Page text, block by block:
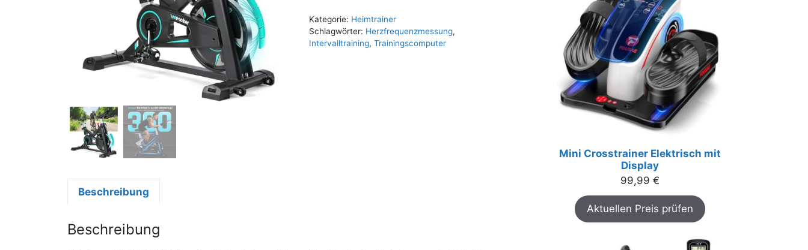
Kategorie: Heimtrainer
Schlagwörter: Herzfrequenzmessung,
Intervalltraining, Trainingscomputer
Beschreibung
Beschreibung
Mini Crosstrainer Elektrisch mit
Display
99,99 €
Aktuellen Preis prüfen